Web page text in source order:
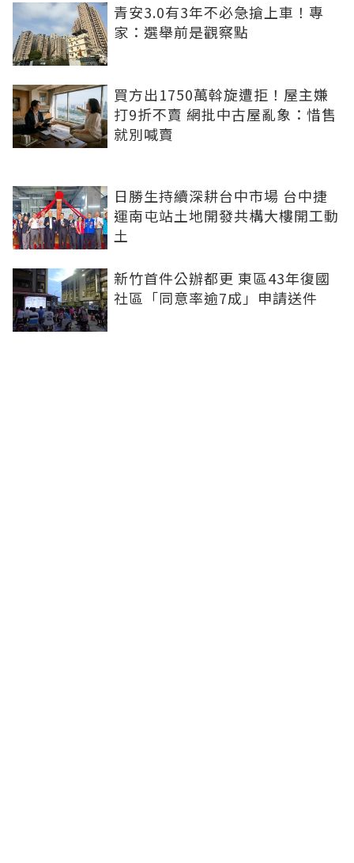
青安3.0有3年不必急搶上車！專
家：選舉前是觀察點
買方出1750萬斡旋遭拒！屋主嫌
打9折不賣 網批中古屋亂象：惜售
就別喊賣
日勝生持續深耕台中市場 台中捷
運南屯站土地開發共構大樓開工動
土
新竹首件公辦都更 東區43年復國
社區「同意率逾7成」申請送件